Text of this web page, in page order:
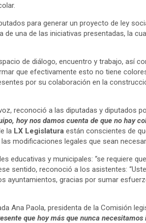
para generar un proyecto de ley
una de las iniciativas presentadas, la
de diálogo, encuentro y trabajo, así
que efectivamente esto no tiene
por su colaboración en la
reconoció a las diputadas y diputados
hoy nos damos cuenta de que no hay
la LX Legislatura están conscientes de
modificaciones legales que sean
educativas y municipales: “se requiere
sentido, reconoció a los asistentes:
ayuntamientos, gracias por sumar
Ana Paola, presidenta de la Comisión
que hoy más que nunca